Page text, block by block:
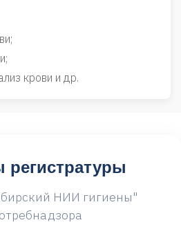
крови и др.
регистратуры
НИИ гигиены"